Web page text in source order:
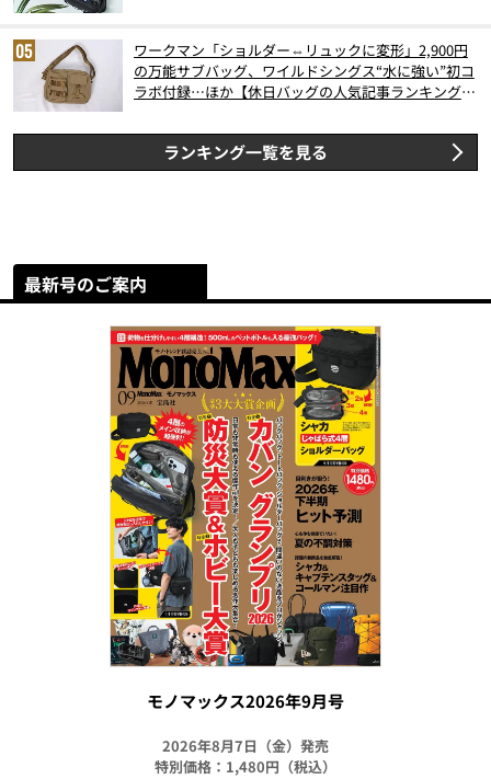
ワークマン「ショルダー⇔リュックに変形」2,900円
の万能サブバッグ、ワイルドシングス“水に強い”初コ
ラボ付録…ほか【休日バッグの人気記事ランキングベ
ランキング一覧を見る
最新号のご案内
モノマックス2026年9月号
2026年8月7日（金）発売
特別価格：1,480円（税込）